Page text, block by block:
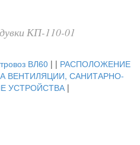
КП-110-01
ВЛ60 | | РАСПОЛОЖЕНИЕ
ВЕНТИЛЯЦИИ, САНИТАРНО-
УСТРОЙСТВА|